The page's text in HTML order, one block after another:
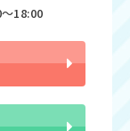
18:00